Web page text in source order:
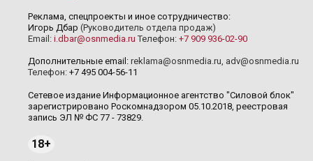
Реклама, спецпроекты и иное сотрудничество:
Игорь Дбар (Руководитель отдела продаж)
Email: i.dbar@osnmedia.ru Телефон: +7 909 936-02-90
Дополнительные email: reklama@osnmedia.ru, adv@osnmedia.ru
Телефон: +7 495 004-56-11
Сетевое издание Информационное агентство "Силовой блок"
зарегистрировано Роскомнадзором 05.10.2018, реестровая
запись ЭЛ № ФС 77 - 73829.
18+